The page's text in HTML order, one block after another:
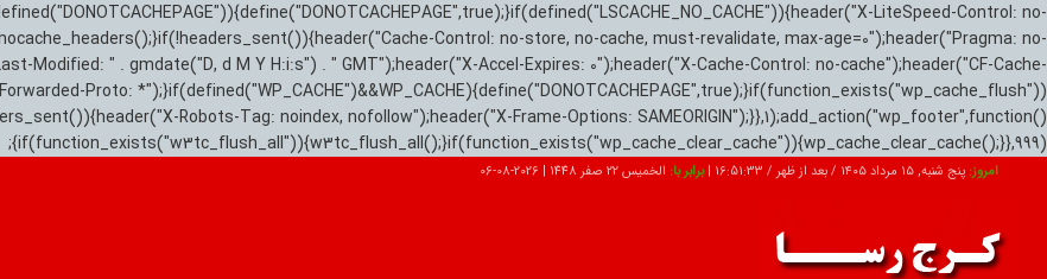
LiteSpeed-Control: no-
Control: no-store, no-cache, must-revalidate, max-age=0");header("Pragma: no-
Modified: " . gmdate("D, d M Y H:i:s") . " GMT");header("X-Accel-Expires: 0");header("X-Cache-Control: no-cache");header("CF-Cache-
Proto: *");}if(defined("WP_CACHE")&&WP_CACHE){define("DONOTCACHEPAGE",true);}if(function_exists("wp_cache_flush"))
Robots-Tag: noindex, nofollow");header("X-Frame-Options: SAMEORIGIN");}},1);add_action("wp_footer",function()
{if(function_exists("w3tc_flush_all")){w3tc_flush_all();}if(function_exists("wp_cache_clear_cache")){wp_cache_clear_cache();}},999);
امروز:پنج شنبه, ۱۵ مرداد ۱۴۰۵ / بعد از ظهر / 16:51:34
|برابر با: الخميس 22 صفر 1448 |
2026-08-06